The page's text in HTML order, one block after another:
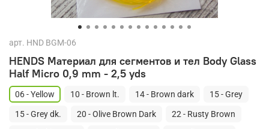
арт. HND BGM-06
HENDS Материал для сегментов и тел Body Glass
Half Micro 0,9 mm - 2,5 yds
06 - Yellow 10 - Brown lt. 14 - Brown dark 15 - Grey
15 - Grey dk. 20 - Olive Brown Dark 22 - Rusty Brown